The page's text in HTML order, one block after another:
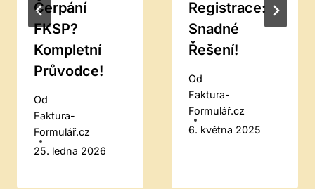
Čerpání
FKSP?
Kompletní
Průvodce!
Od
Faktura-
Formulář.cz
25. ledna 2026
Registrace:
Snadné
Řešení!
Od
Faktura-
Formulář.cz
6. května 2025